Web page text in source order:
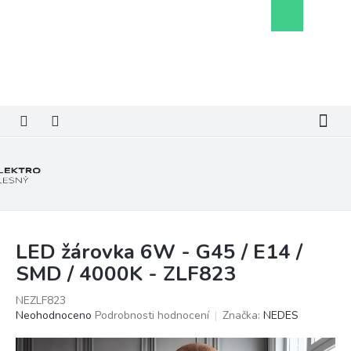
košík
LED žárovka 6W - G45 / E14 /
SMD / 4000K - ZLF823
NEZLF823
Průměrné
Neohodnoceno Podrobnosti hodnocení Značka: NEDES